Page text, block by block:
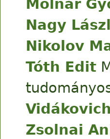
Molnár
Nagy
Nikolov
Tóth Edit
Zsolnai